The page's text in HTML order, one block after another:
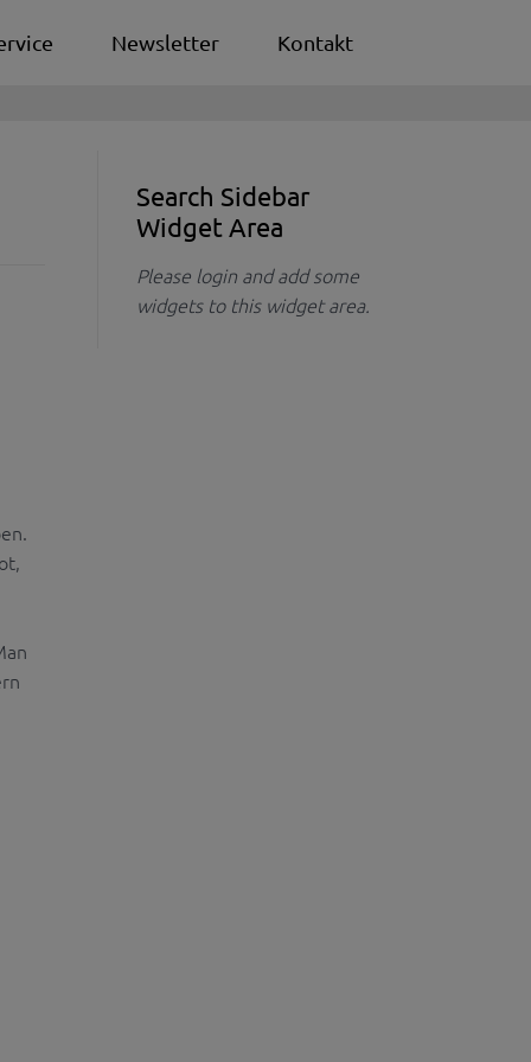
Newsletter Kontakt
Search Sidebar
Widget Area
Please login and add some
widgets to this widget area.